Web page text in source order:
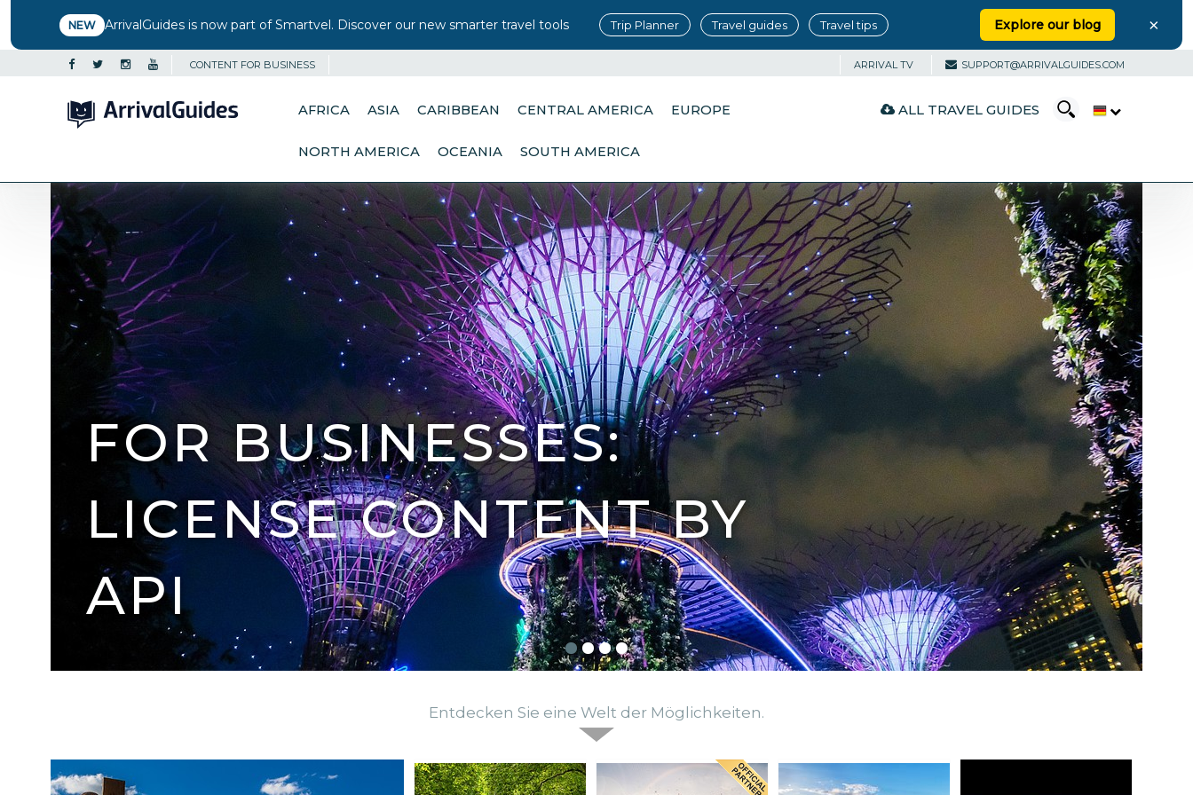
NEW ArrivalGuides is now part of Smartvel. Discover our new smarter travel tools Trip Planner Travel guides Travel tips Explore our blog ×
CONTENT FOR BUSINESS ARRIVAL TV SUPPORT@ARRIVALGUIDES.COM
AFRICA ASIA CARIBBEAN CENTRAL AMERICA EUROPE
NORTH AMERICA OCEANIA SOUTH AMERICA
ALL TRAVEL GUIDES
FOR BUSINESSES:
LICENSE CONTENT BY
API
Entdecken Sie eine Welt der Möglichkeiten.